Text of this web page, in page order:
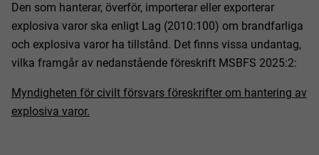
Den som hanterar, överför, importerar eller exporterar
explosiva varor ska enligt Lag (2010:100) om brandfarliga
och explosiva varor ha tillstånd. Det finns vissa undantag,
vilka framgår av nedanstående föreskrift MSBFS 2025:2:
Myndigheten för civilt försvars föreskrifter om hantering av
explosiva varor.